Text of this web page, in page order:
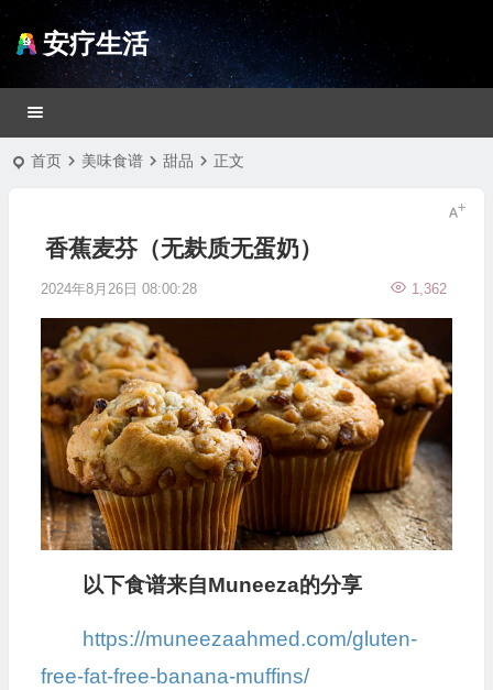
安疗生活
首页 美味食谱 甜品 正文
香蕉麦芬（无麸质无蛋奶）
2024年8月26日 08:00:28 1,362
以下食谱来自Muneeza的分享
https://muneezaahmed.com/gluten-
free-fat-free-banana-muffins/